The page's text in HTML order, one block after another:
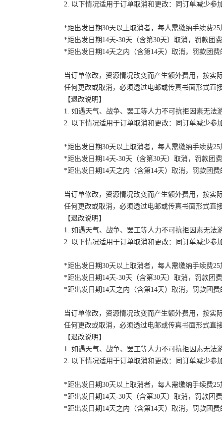
2. 以下情况适用于订单取消和更改：同订单减少
*距出发日期30天以上取消者，每人需缴纳手续费
*距出发日期14天-30天（含第30天）取消，罚款团
*距出发日期14天之内（含第14天）取消，罚款团费
当订单修改，资源情况改变而产生额外费用，按实
任何更改或取消，必须透过电邮或传真书面形式直
【退改说明】
1. 如遇天气、战争、罢工等人力不可抗拒因素无
2. 以下情况适用于订单取消和更改：同订单减少
*距出发日期30天以上取消者，每人需缴纳手续费
*距出发日期14天-30天（含第30天）取消，罚款团
*距出发日期14天之内（含第14天）取消，罚款团费
当订单修改，资源情况改变而产生额外费用，按实
任何更改或取消，必须透过电邮或传真书面形式直
【退改说明】
1. 如遇天气、战争、罢工等人力不可抗拒因素无
2. 以下情况适用于订单取消和更改：同订单减少
*距出发日期30天以上取消者，每人需缴纳手续费
*距出发日期14天-30天（含第30天）取消，罚款团
*距出发日期14天之内（含第14天）取消，罚款团费
当订单修改，资源情况改变而产生额外费用，按实
任何更改或取消，必须透过电邮或传真书面形式直
【退改说明】
1. 如遇天气、战争、罢工等人力不可抗拒因素无
2. 以下情况适用于订单取消和更改：同订单减少
*距出发日期30天以上取消者，每人需缴纳手续费
*距出发日期14天-30天（含第30天）取消，罚款团
*距出发日期14天之内（含第14天）取消，罚款团费